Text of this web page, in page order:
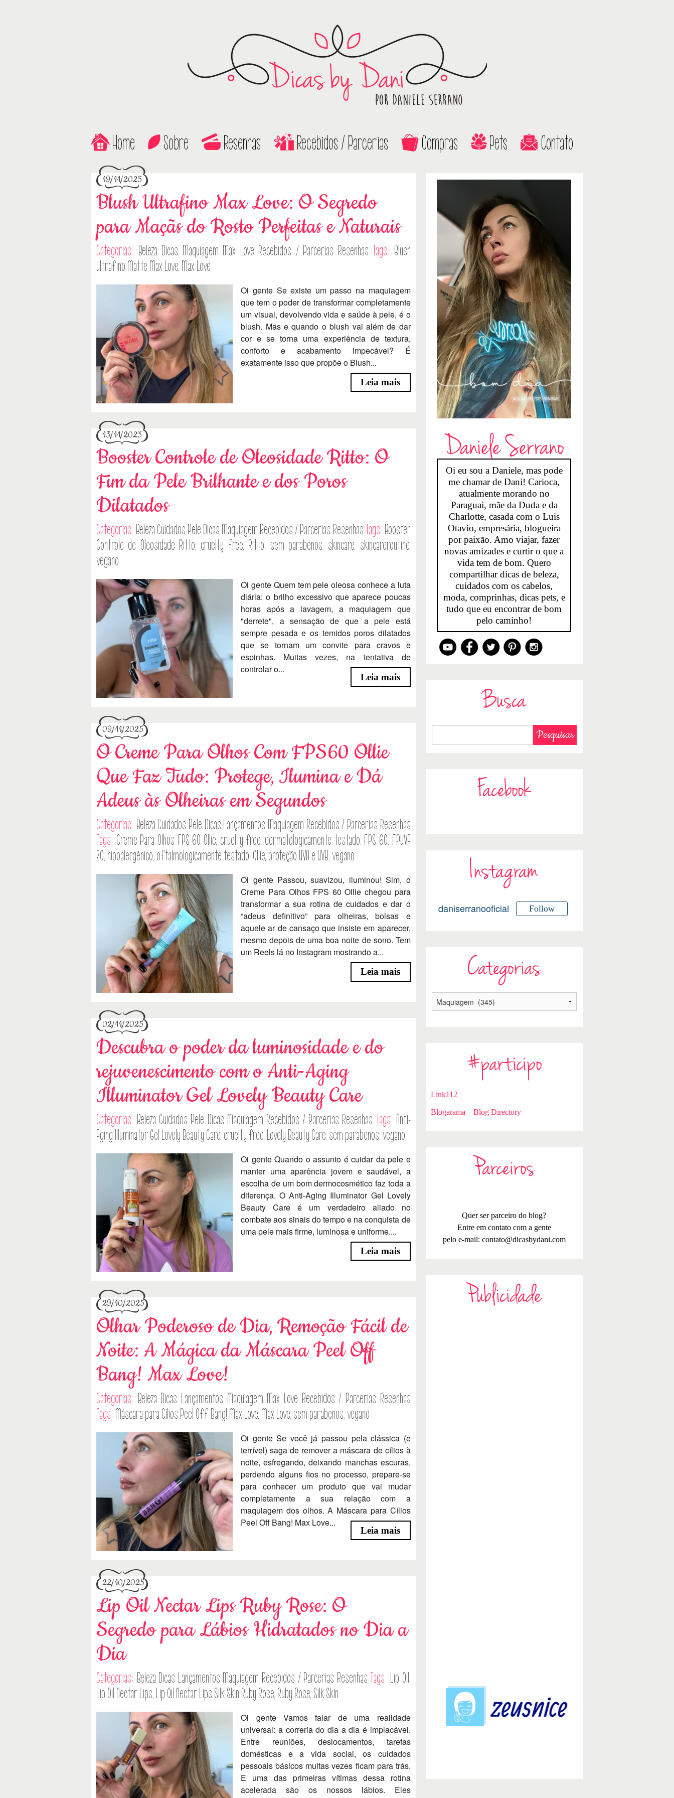
Home Sobre Resenhas Recebidos / Parcerias Compras Pets Contato
19/11/2025
Blush Ultrafino Max Love: O Segredo
para Maçãs do Rosto Perfeitas e Naturais
Categorias: Beleza Dicas Maquiagem Max Love Recebidos / Parcerias Resenhas Tags: Blush
Ultrafino Matte Max Love, Max Love
Oi gente Se existe um passo na maquiagem
que tem o poder de transformar completamente
um visual, devolvendo vida e saúde à pele, é o
blush. Mas e quando o blush vai além de dar
cor e se torna uma experiência de textura,
conforto e acabamento impecável? É
exatamente isso que propõe o Blush...
Leia mais
13/11/2025
Booster Controle de Oleosidade Ritto: O
Fim da Pele Brilhante e dos Poros
Dilatados
Categorias: Beleza Cuidados Pele Dicas Maquiagem Recebidos / Parcerias Resenhas Tags: Booster
Controle de Oleosidade Ritto, cruelty free, Ritto, sem parabenos, skincare, skincareroutine,
vegano
Oi gente Quem tem pele oleosa conhece a luta
diária: o brilho excessivo que aparece poucas
horas após a lavagem, a maquiagem que
"derrete", a sensação de que a pele está
sempre pesada e os temidos poros dilatados
que se tornam um convite para cravos e
espinhas. Muitas vezes, na tentativa de
controlar o...
Leia mais
09/11/2025
O Creme Para Olhos Com FPS60 Ollie
Que Faz Tudo: Protege, Ilumina e Dá
Adeus às Olheiras em Segundos
Categorias: Beleza Cuidados Pele Dicas Lançamentos Maquiagem Recebidos / Parcerias Resenhas
Tags: Creme Para Olhos FPS 60 Ollie, cruelty free, dermatologicamente testado, FPS 60, FPUVA
20, hipoalergênico, oftalmologicamente testado, Ollie, proteção UVA e UVB,vegano
Oi gente Passou, suavizou, iluminou! Sim, o
Creme Para Olhos FPS 60 Ollie chegou para
transformar a sua rotina de cuidados e dar o
“adeus definitivo” para olheiras, bolsas e
aquele ar de cansaço que insiste em aparecer,
mesmo depois de uma boa noite de sono. Tem
um Reels lá no Instagram mostrando a...
Leia mais
02/11/2025
Descubra o poder da luminosidade e do
rejuvenescimento com o Anti-Aging
Illuminator Gel Lovely Beauty Care
Categorias: Beleza Cuidados Pele Dicas Maquiagem Recebidos / Parcerias Resenhas Tags: Anti-
Aging Illuminator Gel Lovely Beauty Care, cruelty free, Lovely Beauty Care, sem parabenos,vegano
Oi gente Quando o assunto é cuidar da pele e
manter uma aparência jovem e saudável, a
escolha de um bom dermocosmético faz toda a
diferença. O Anti-Aging Illuminator Gel Lovely
Beauty Care é um verdadeiro aliado no
combate aos sinais do tempo e na conquista de
uma pele mais firme, luminosa e uniforme....
Leia mais
29/10/2025
Olhar Poderoso de Dia, Remoção Fácil de
Noite: A Mágica da Máscara Peel Off
Bang! Max Love!
Categorias: Beleza Dicas Lançamentos Maquiagem Max Love Recebidos / Parcerias Resenhas
Tags: Máscara para Cílios Peel Off Bang! Max Love, Max Love, sem parabenos,vegano
Oi gente Se você já passou pela clássica (e
terrível) saga de remover a máscara de cílios à
noite, esfregando, deixando manchas escuras,
perdendo alguns fios no processo, prepare-se
para conhecer um produto que vai mudar
completamente a sua relação com a
maquiagem dos olhos. A Máscara para Cílios
Peel Off Bang! Max Love...
Leia mais
22/10/2025
Lip Oil Nectar Lips Ruby Rose: O
Segredo para Lábios Hidratados no Dia a
Dia
Categorias: Beleza Dicas Lançamentos Maquiagem Recebidos / Parcerias Resenhas Tags: Lip Oil,
Lip Oil Nectar Lips, Lip Oil Nectar Lips Silk Skin Ruby Rose, Ruby Rose, Silk Skin
Oi gente Vamos falar de uma realidade
universal: a correria do dia a dia é implacável.
Entre reuniões, deslocamentos, tarefas
domésticas e a vida social, os cuidados
pessoais básicos muitas vezes ficam para trás.
E uma das primeiras vítimas dessa rotina
acelerada são os nossos lábios. Eles
Daniele Serrano
Oi eu sou a Daniele, mas pode
me chamar de Dani! Carioca,
atualmente morando no
Paraguai, mãe da Duda e da
Charlotte, casada com o Luis
Otavio, empresária, blogueira
por paixão. Amo viajar, fazer
novas amizades e curtir o que a
vida tem de bom. Quero
compartilhar dicas de beleza,
cuidados com os cabelos,
moda, comprinhas, dicas pets, e
tudo que eu encontrar de bom
pelo caminho!
Busca
Facebook
Instagram
daniserranooficial Follow
Categorias
#participo
Link112
Blogarama – Blog Directory
Parceiros
Quer ser parceiro do blog?
Entre em contato com a gente
pelo e-mail: contato@dicasbydani.com
Publicidade